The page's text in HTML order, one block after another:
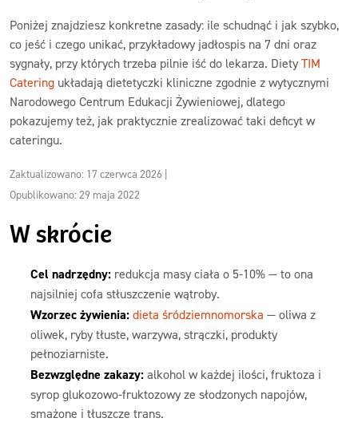
Poniżej znajdziesz konkretne zasady: ile schudnąć i jak szybko,
co jeść i czego unikać, przykładowy jadłospis na 7 dni oraz
sygnały, przy których trzeba pilnie iść do lekarza. Diety TIM
Catering układają dietetyczki kliniczne zgodnie z wytycznymi
Narodowego Centrum Edukacji Żywieniowej, dlatego
pokazujemy też, jak praktycznie zrealizować taki deficyt w
cateringu.
Zaktualizowano: 17 czerwca 2026
Opublikowano: 29 maja 2022
W skrócie
Cel nadrzędny: redukcja masy ciała o 5-10% — to ona
najsilniej cofa stłuszczenie wątroby.
Wzorzec żywienia: dieta śródziemnomorska — oliwa z
oliwek, ryby tłuste, warzywa, strączki, produkty
pełnoziarniste.
Bezwzględne zakazy: alkohol w każdej ilości, fruktoza i
syrop glukozowo-fruktozowy ze słodzonych napojów,
smażone i tłuszcze trans.